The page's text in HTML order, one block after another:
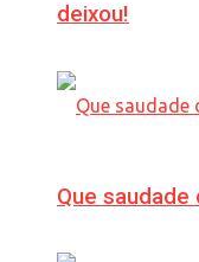
deixou!
Que